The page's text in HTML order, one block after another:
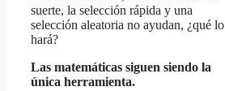
suerte, la selección rápida y una
selección aleatoria no ayudan, ¿qué lo
hará?
Las matemáticas siguen siendo la
única herramienta.